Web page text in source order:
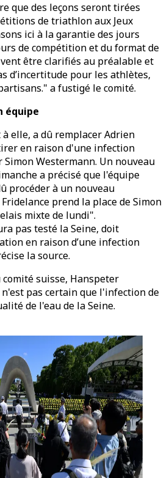
que des leçons seront tirées
de triathlon aux Jeux
ici à la garantie des jours
de compétition et du format de
être clarifiés au préalable et
d’incertitude pour les athlètes,
a fustigé le comité.
équipe
elle, a dû remplacer Adrien
en raison d'une infection
Westermann. Un nouveau
a précisé que l'équipe
procéder à un nouveau
prend la place de Simon
mixte de lundi".
pas testé la Seine, doit
en raison d’une infection
la source.
comité suisse, Hanspeter
pas certain que l'infection de
de l'eau de la Seine.